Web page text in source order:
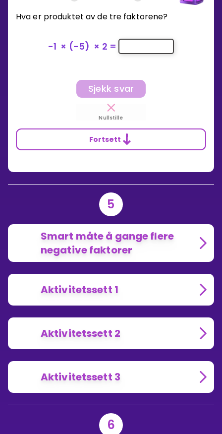
Hva er produktet av de tre faktorene?
-1 × (-5) × 2 =
Sjekk svar
Nullstille
Fortsett
5
Smart måte å gange flere
negative faktorer
Aktivitetssett 1
Aktivitetssett 2
Aktivitetssett 3
6